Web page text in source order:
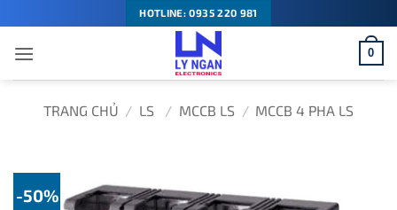
qua
nội
dung
HOTLINE: 0935 220 981
0
TRANG CHỦ / LS / MCCB LS / MCCB 4 PHA LS
-50%